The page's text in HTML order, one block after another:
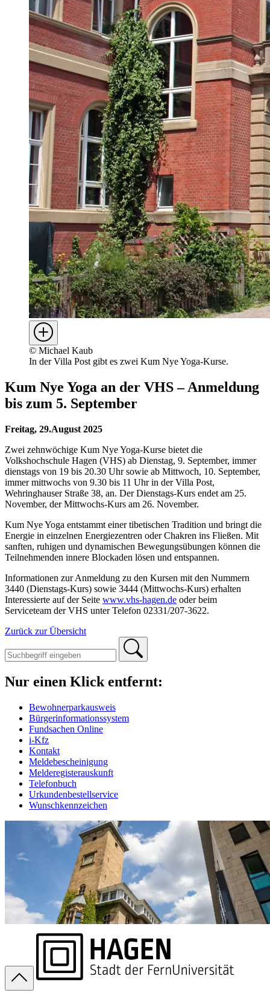
© Michael Kaub
In der Villa Post gibt es zwei Kum Nye Yoga-Kurse.
Kum Nye Yoga an der VHS – Anmeldung
bis zum 5. September
Freitag, 29.August 2025
Zwei zehnwöchige Kum Nye Yoga-Kurse bietet die
Volkshochschule Hagen (VHS) ab Dienstag, 9. September, immer
dienstags von 19 bis 20.30 Uhr sowie ab Mittwoch, 10. September,
immer mittwochs von 9.30 bis 11 Uhr in der Villa Post,
Wehringhauser Straße 38, an. Der Dienstags-Kurs endet am 25.
November, der Mittwochs-Kurs am 26. November.
Kum Nye Yoga entstammt einer tibetischen Tradition und bringt die
Energie in einzelnen Energiezentren oder Chakren ins Fließen. Mit
sanften, ruhigen und dynamischen Bewegungsübungen können die
Teilnehmenden innere Blockaden lösen und entspannen.
Informationen zur Anmeldung zu den Kursen mit den Nummern
3440 (Dienstags-Kurs) sowie 3444 (Mittwochs-Kurs) erhalten
Interessierte auf der Seite www.vhs-hagen.de oder beim
Serviceteam der VHS unter Telefon 02331/207-3622.
Zurück zur Übersicht
Nur einen Klick entfernt:
Bewohnerparkausweis
Bürgerinformationssystem
Fundsachen Online
i-Kfz
Kontakt
Meldebescheinigung
Melderegisterauskunft
Telefonbuch
Urkundenbestellservice
Wunschkennzeichen